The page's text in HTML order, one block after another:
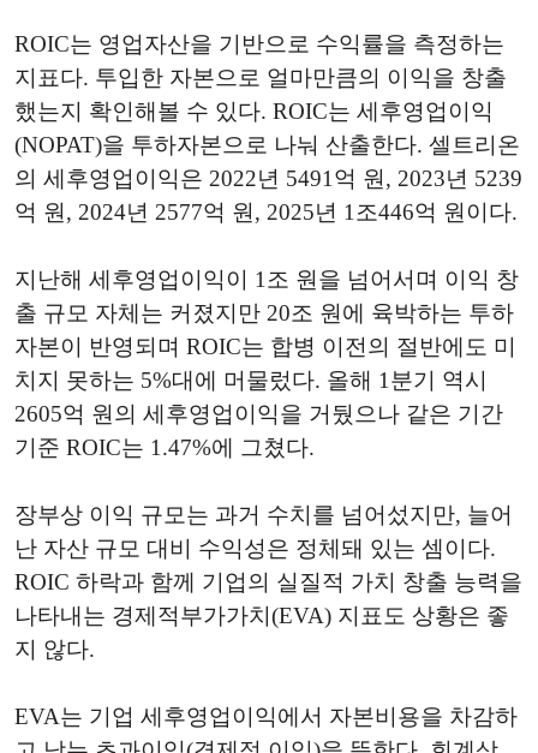
ROIC는 영업자산을 기반으로 수익률을 측정하는
지표다. 투입한 자본으로 얼마만큼의 이익을 창출
했는지 확인해볼 수 있다. ROIC는 세후영업이익
(NOPAT)을 투하자본으로 나눠 산출한다. 셀트리온
의 세후영업이익은 2022년 5491억 원, 2023년 5239
억 원, 2024년 2577억 원, 2025년 1조446억 원이다.
지난해 세후영업이익이 1조 원을 넘어서며 이익 창
출 규모 자체는 커졌지만 20조 원에 육박하는 투하
자본이 반영되며 ROIC는 합병 이전의 절반에도 미
치지 못하는 5%대에 머물렀다. 올해 1분기 역시
2605억 원의 세후영업이익을 거뒀으나 같은 기간
기준 ROIC는 1.47%에 그쳤다.
장부상 이익 규모는 과거 수치를 넘어섰지만, 늘어
난 자산 규모 대비 수익성은 정체돼 있는 셈이다.
ROIC 하락과 함께 기업의 실질적 가치 창출 능력을
나타내는 경제적부가가치(EVA) 지표도 상황은 좋
지 않다.
EVA는 기업 세후영업이익에서 자본비용을 차감하